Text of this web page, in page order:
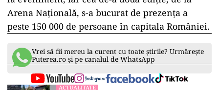
Arena Națională, s-a bucurat de prezența a
peste 150 000 de persoane în capitala României.
Vrei să fii mereu la curent cu toate știrile? Urmărește
Puterea.ro și pe canalul de WhatsApp
ACTUALITATE